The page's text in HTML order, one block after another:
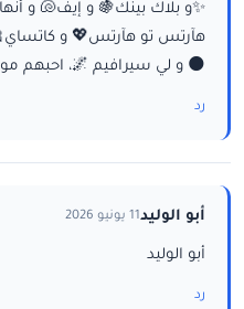
✨و بلاك بينك🍇 و إيف🐚 و
هآرتس تو هآرتس💖 و
🌑 و لي سيرافيم 🌌، احبهم
رد
أبو الوليد11 يونيو 2026
أبو الوليد
رد